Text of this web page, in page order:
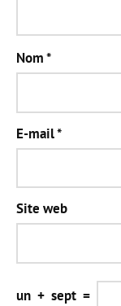
Nom*
E-mail*
Site web
un + sept =